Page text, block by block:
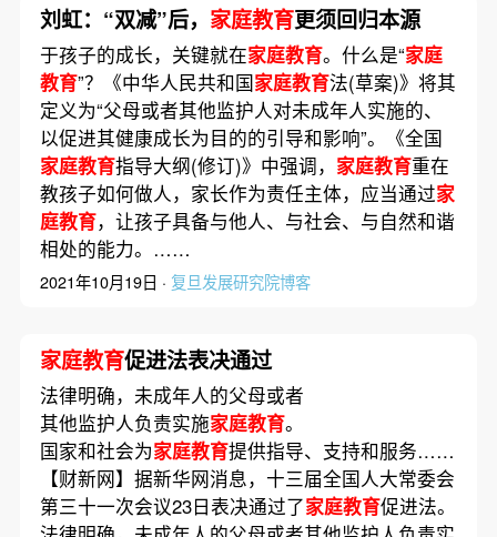
刘虹：“双减”后， 家庭教育更须回归本源
于孩子的成长，关键就在家庭教育。什么是“家庭
教育”？《中华人民共和国家庭教育法(草案)》将其
定义为“父母或者其他监护人对未成年人实施的、
以促进其健康成长为目的的引导和影响”。《全国
家庭教育指导大纲(修订)》中强调， 家庭教育重在
教孩子如何做人，家长作为责任主体，应当通过家
庭教育，让孩子具备与他人、与社会、与自然和谐
相处的能力。……
2021年10月19日 · 复旦发展研究院博客
家庭教育促进法表决通过
法律明确，未成年人的父母或者
其他监护人负责实施家庭教育。
国家和社会为家庭教育提供指导、支持和服务……
【财新网】据新华网消息，十三届全国人大常委会
第三十一次会议23日表决通过了家庭教育促进法。